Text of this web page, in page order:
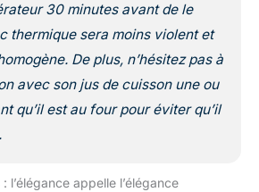
30 minutes avant de le
thermique sera moins violent et
De plus, n’hésitez pas à
avec son jus de cuisson une ou
qu’il est au four pour éviter qu’il
l’élégance appelle l’élégance